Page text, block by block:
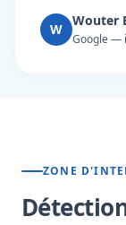
W
Wouter
Google —
ZONE